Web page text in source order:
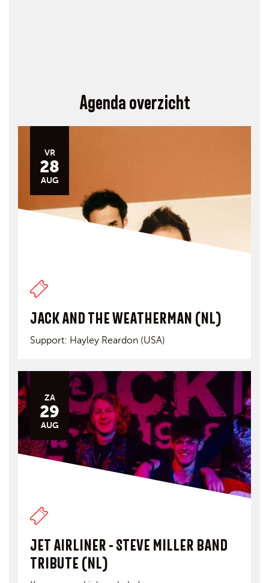
Agenda overzicht
VR
28
AUG
JACK AND THE WEATHERMAN (NL)
Support: Hayley Reardon (USA)
ZA
29
AUG
JET AIRLINER - STEVE MILLER BAND
TRIBUTE (NL)